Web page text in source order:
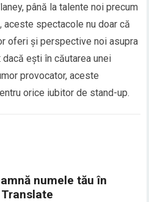
până la talente noi precum
aceste spectacole nu doar că
oferi și perspective noi asupra
ești în căutarea unei
provocator, aceste
orice iubitor de stand-up.
numele tău în